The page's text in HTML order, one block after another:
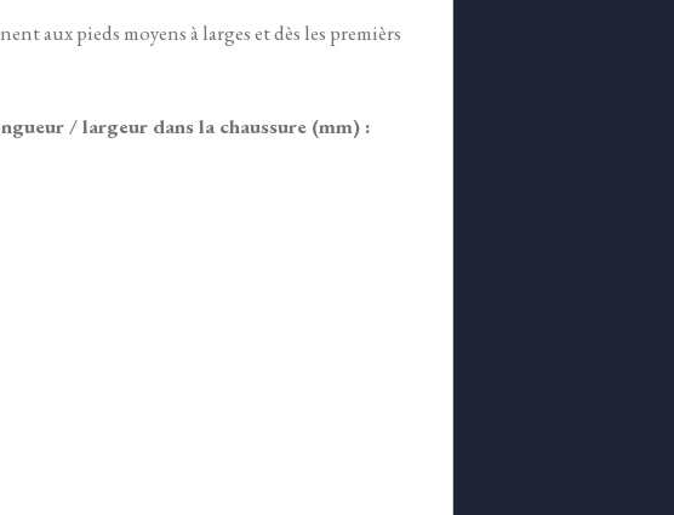
aux pieds moyens à larges et dès les premièrs
/ largeur dans la chaussure (mm) :